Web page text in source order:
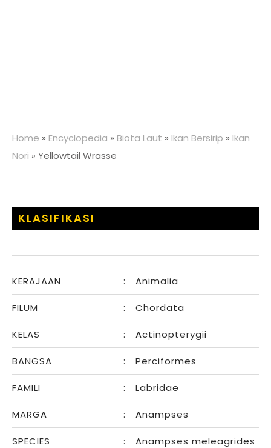
Home » Encyclopedia » Biota Laut » Ikan Bersirip » Ikan
Nori » Yellowtail Wrasse
KLASIFIKASI
KERAJAAN : Animalia
FILUM : Chordata
KELAS : Actinopterygii
BANGSA : Perciformes
FAMILI : Labridae
MARGA : Anampses
SPECIES : Anampses meleagrides